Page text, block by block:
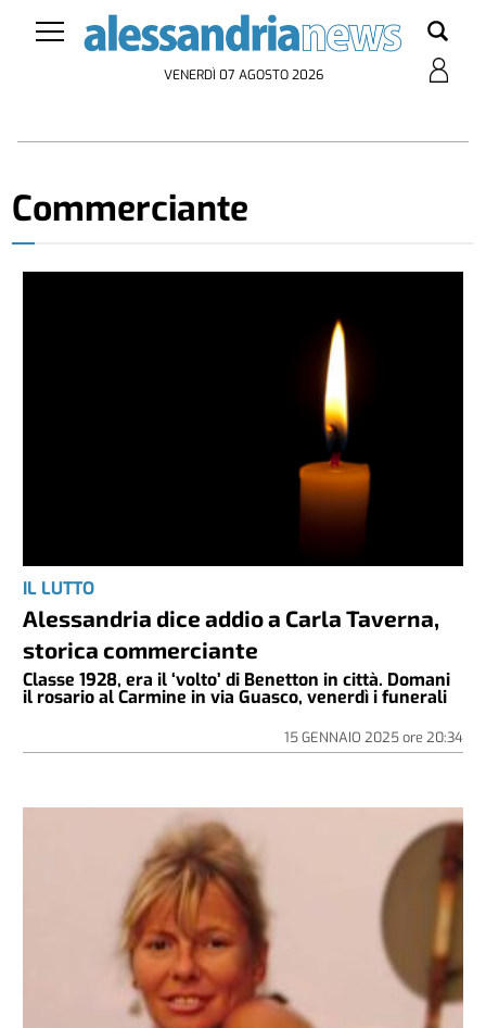
VENERDÌ 07 AGOSTO 2026
Commerciante
IL LUTTO
Alessandria dice addio a Carla Taverna,
storica commerciante
Classe 1928, era il ‘volto’ di Benetton in città. Domani
il rosario al Carmine in via Guasco, venerdì i funerali
15 GENNAIO 2025ore 20:34